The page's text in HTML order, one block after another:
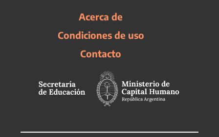
Acerca de
Condiciones de uso
Contacto